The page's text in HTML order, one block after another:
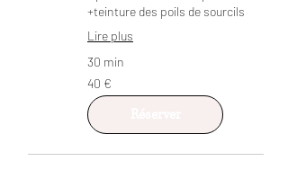
+teinture des poils de sourcils
Lire plus
30 min
40
euros
40 €